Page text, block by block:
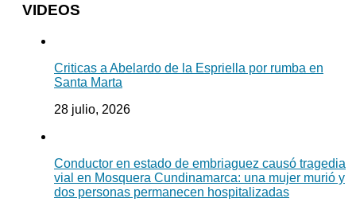
VIDEOS
Criticas a Abelardo de la Espriella por rumba en
Santa Marta
28 julio, 2026
Conductor en estado de embriaguez causó tragedia
vial en Mosquera Cundinamarca: una mujer murió y
dos personas permanecen hospitalizadas